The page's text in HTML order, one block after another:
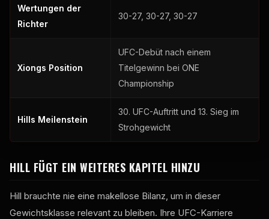
Wertungen der
Richter
30-27, 30-27, 30-27
Xiongs Position
UFC-Debüt nach einem
Titelgewinn bei ONE
Championship
Hills Meilenstein
30. UFC-Auftritt und 13. Sieg im
Strohgewicht
HILL FÜGT EIN WEITERES KAPITEL HINZU
Hill brauchte nie eine makellose Bilanz, um in dieser
Gewichtsklasse relevant zu bleiben. Ihre UFC-Karriere